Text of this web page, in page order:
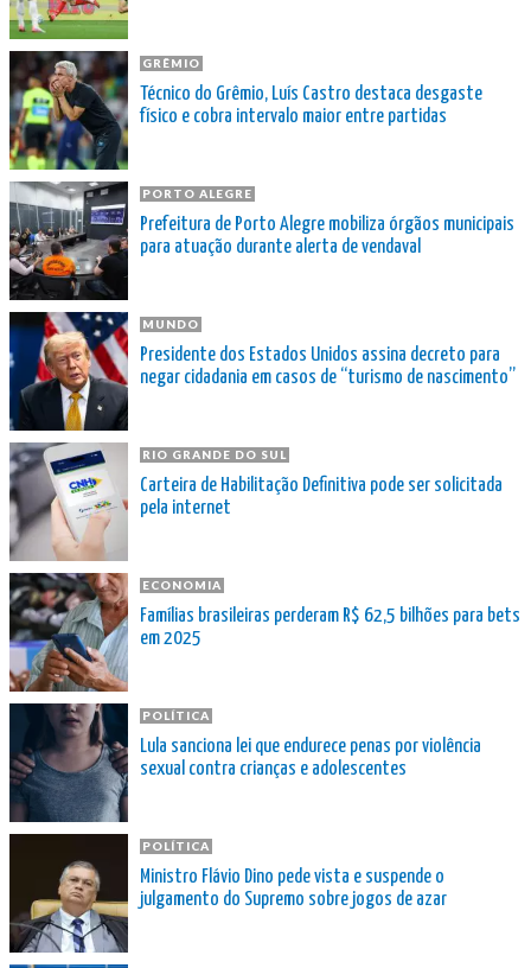
GRÊMIO
Técnico do Grêmio, Luís Castro destaca desgaste
físico e cobra intervalo maior entre partidas
PORTO ALEGRE
Prefeitura de Porto Alegre mobiliza órgãos municipais
para atuação durante alerta de vendaval
MUNDO
Presidente dos Estados Unidos assina decreto para
negar cidadania em casos de “turismo de nascimento”
RIO GRANDE DO SUL
Carteira de Habilitação Definitiva pode ser solicitada
pela internet
ECONOMIA
Famílias brasileiras perderam R$ 62,5 bilhões para bets
em 2025
POLÍTICA
Lula sanciona lei que endurece penas por violência
sexual contra crianças e adolescentes
POLÍTICA
Ministro Flávio Dino pede vista e suspende o
julgamento do Supremo sobre jogos de azar